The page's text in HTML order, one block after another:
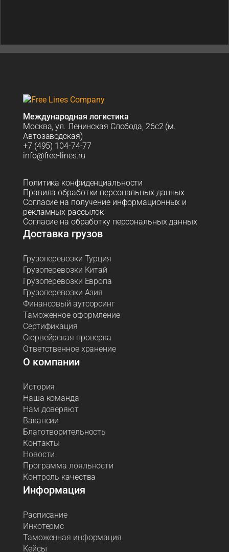
Международная логистика
Москва, ул. Ленинская Слобода, 26с2 (м.
Автозаводская)
+7 (495) 104-74-77
info@free-lines.ru
Политика конфиденциальности
Правила обработки персональных данных
Согласие на получение информационных и
рекламных рассылок
Согласие на обработку персональных данных
Доставка грузов
Грузоперевозки Турция
Грузоперевозки Китай
Грузоперевозки Европа
Грузоперевозки Азия
Финансовый аутсорсинг
Таможенное оформление
Сертификация
Сюрвейрская проверка
Ответственное хранение
О компании
История
Наша команда
Нам доверяют
Вакансии
Благотворительность
Контакты
Новости
Программа лояльности
Контроль качества
Информация
Расписание
Инкотермс
Таможенная информация
Кейсы